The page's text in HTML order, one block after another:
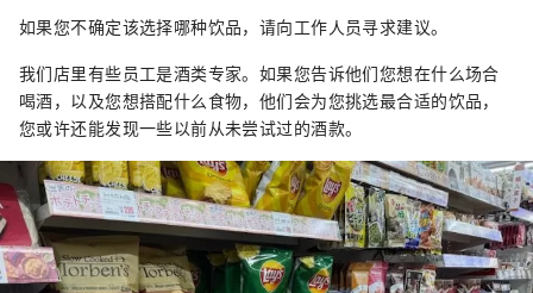
如果您不确定该选择哪种饮品，请向工作人员寻求建议。
我们店里有些员工是酒类专家。如果您告诉他们您想在什么场合
喝酒，以及您想搭配什么食物，他们会为您挑选最合适的饮品，
您或许还能发现一些以前从未尝试过的酒款。